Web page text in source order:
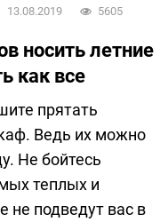
13.08.2019 5605
носить летние
как все
прятать
Ведь их можно
Не бойтесь
теплых и
не подведут вас в